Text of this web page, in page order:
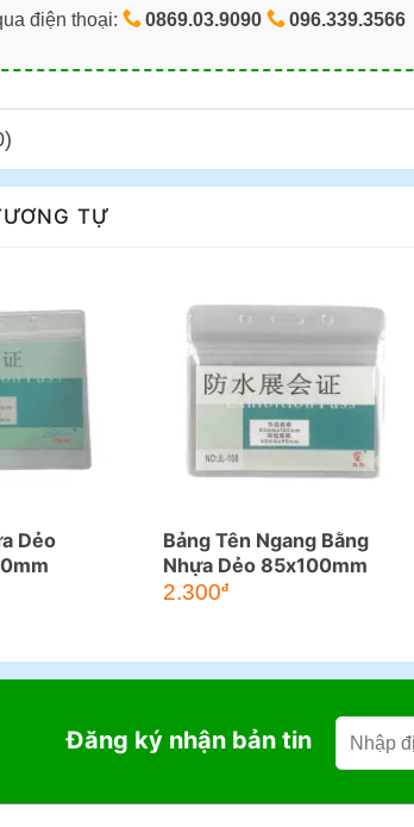
điện thoại: 0869.03.9090 096.339.3566
TỰ
Dẻo
Bảng Tên Ngang Bằng
Nhựa Dẻo 85x100mm
2.300đ
Đăng ký nhận bản tin